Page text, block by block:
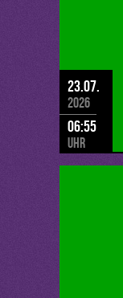
23.07.
2026
06:55
Uhr